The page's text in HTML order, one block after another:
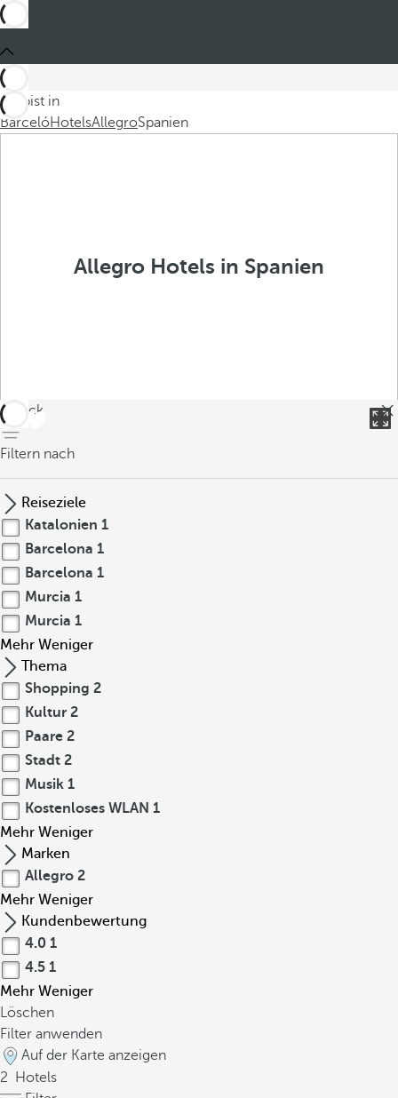
Du bist in
BarcelóHotelsAllegroSpanien
Allegro Hotels in Spanien
zurück
Filtern nach
Reiseziele
Katalonien 1
Barcelona 1
Barcelona 1
Murcia 1
Murcia 1
Mehr Weniger
Thema
Shopping 2
Kultur 2
Paare 2
Stadt 2
Musik 1
Kostenloses WLAN 1
Mehr Weniger
Marken
Allegro 2
Mehr Weniger
Kundenbewertung
4.0 1
4.5 1
Mehr Weniger
Löschen
Filter anwenden
Auf der Karte anzeigen
2
Hotels